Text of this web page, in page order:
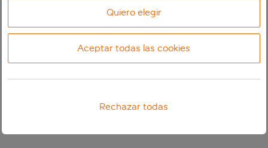
Quiero elegir
Aceptar todas las cookies
Rechazar todas